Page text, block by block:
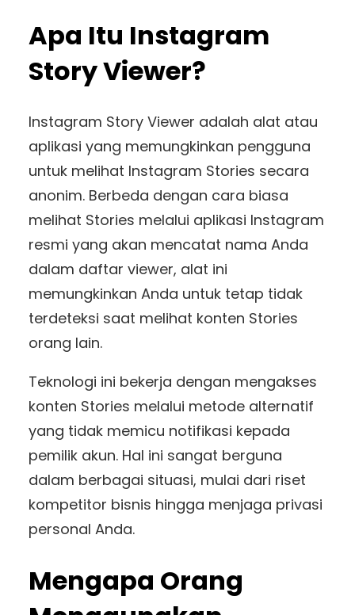
Apa Itu Instagram
Story Viewer?
Instagram Story Viewer adalah alat atau
aplikasi yang memungkinkan pengguna
untuk melihat Instagram Stories secara
anonim. Berbeda dengan cara biasa
melihat Stories melalui aplikasi Instagram
resmi yang akan mencatat nama Anda
dalam daftar viewer, alat ini
memungkinkan Anda untuk tetap tidak
terdeteksi saat melihat konten Stories
orang lain.
Teknologi ini bekerja dengan mengakses
konten Stories melalui metode alternatif
yang tidak memicu notifikasi kepada
pemilik akun. Hal ini sangat berguna
dalam berbagai situasi, mulai dari riset
kompetitor bisnis hingga menjaga privasi
personal Anda.
Mengapa Orang